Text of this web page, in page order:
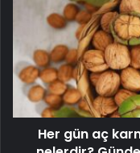
Her gün aç